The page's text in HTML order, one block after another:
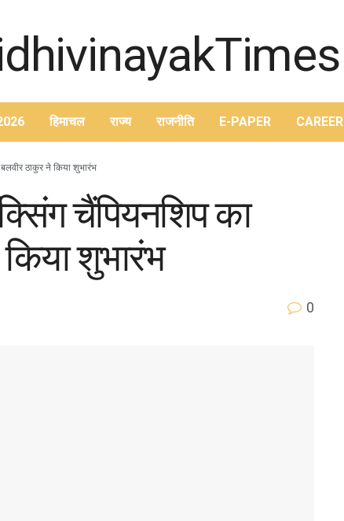
हिमाचल राज्य राजनीति E-PAPER CAREER
ठाकुर ने किया शुभारंभ
चैंपियनशिप का
शुभारंभ
0